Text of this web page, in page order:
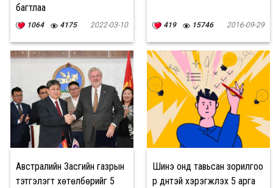
багтлаа
1064 4175 2022-03-10 419 15746 2016-09-29
Австралийн Засгийн газрын
тэтгэлэгт хөтөлбөрийг 5
Шинэ онд тавьсан зорилгоо
үр дүнтэй хэрэгжүүлэх 5 арга